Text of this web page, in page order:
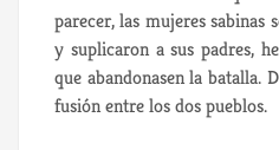
parecer, las mujeres sabinas
y suplicaron a sus padres,
que abandonasen la batalla.
fusión entre los dos pueblos.